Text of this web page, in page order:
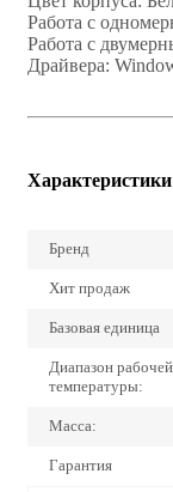
Работа с
Работа с
Драйвера:
Характеристики
Бренд
Хит продаж
Базовая единица
Диапазон рабочей
температуры:
Масса:
Гарантия